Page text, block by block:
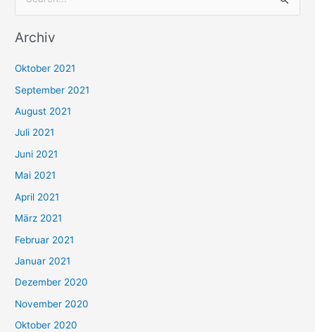
c
n
n
a
c
h
:
Archiv
Oktober 2021
September 2021
August 2021
Juli 2021
Juni 2021
Mai 2021
April 2021
März 2021
Februar 2021
Januar 2021
Dezember 2020
November 2020
Oktober 2020